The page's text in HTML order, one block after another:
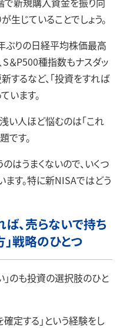
生じていることでしょう。
ぶりの日経平均株価最高
＆P500種指数もナスダッ
るなど、「投資をすれば
います。
い人ほど悩むのは「これ
です。
はうまくないので、いくつ
す。特に新NISAではどう
、売らないで持ち
戦略のひとつ
のも投資の選択肢のひと
定する」という経験をし